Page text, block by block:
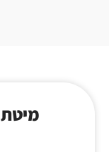
מיטת BOBO גרין 80 ס"מ